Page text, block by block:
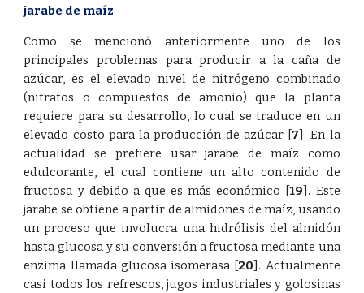
jarabe de maíz
Como se mencionó anteriormente uno de los
principales problemas para producir a la caña de
azúcar, es el elevado nivel de nitrógeno combinado
(nitratos o compuestos de amonio) que la planta
requiere para su desarrollo, lo cual se traduce en un
elevado costo para la producción de azúcar [7] . En la
actualidad se prefiere usar jarabe de maíz como
edulcorante, el cual contiene un alto contenido de
fructosa y debido a que es más económico [19] . Este
jarabe se obtiene a partir de almidones de maíz, usando
un proceso que involucra una hidrólisis del almidón
hasta glucosa y su conversión a fructosa mediante una
enzima llamada glucosa isomerasa [20] . Actualmente
casi todos los refrescos, jugos industriales y golosinas